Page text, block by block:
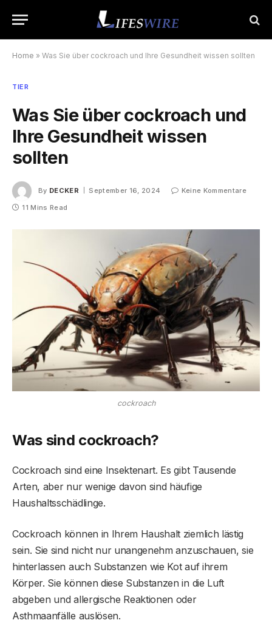
Home » Was Sie über cockroach und Ihre Gesundheit wissen sollten
TIER
Was Sie über cockroach und
Ihre Gesundheit wissen
sollten
By DECKER September 16, 2024
Keine Kommentare
11 Mins Read
cockroach
Was sind cockroach?
Cockroach sind eine Insektenart. Es gibt Tausende
Arten, aber nur wenige davon sind häufige
Haushaltsschädlinge.
Cockroach können in Ihrem Haushalt ziemlich lästig
sein. Sie sind nicht nur unangenehm anzuschauen, sie
hinterlassen auch Substanzen wie Kot auf ihrem
Körper. Sie können diese Substanzen in die Luft
abgeben und allergische Reaktionen oder
Asthmaanfälle auslösen.